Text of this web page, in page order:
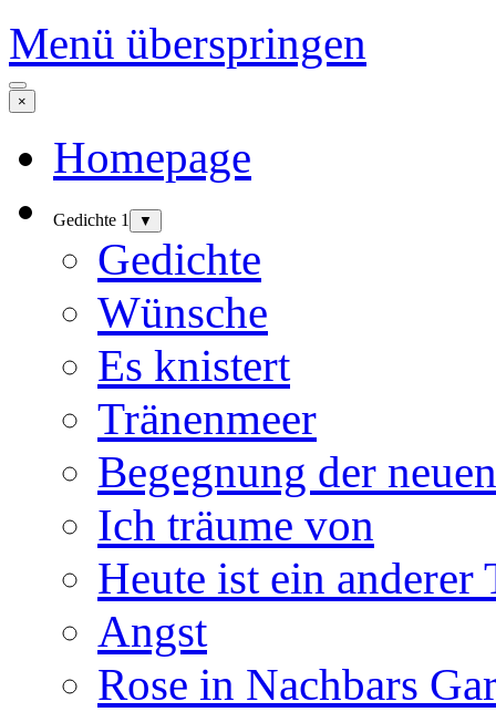
Menü überspringen
×
Homepage
Gedichte 1 ▼
Gedichte
Wünsche
Es knistert
Tränenmeer
Begegnung der
Ich träume von
Heute ist ein anderer
Angst
Rose in Nachbars